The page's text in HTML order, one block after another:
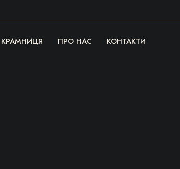
КРАМНИЦЯ ПРО НАС КОНТАКТИ